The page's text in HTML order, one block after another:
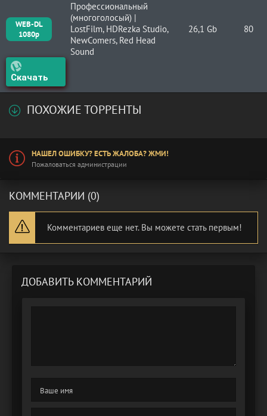
WEB-DL
1080p
Профессиональный
(многоголосый) |
LostFilm, HDRezka Studio,
NewComers, Red Head
Sound
26,1 Gb 80
Скачать
ПОХОЖИЕ ТОРРЕНТЫ
НАШЕЛ ОШИБКУ? ЕСТЬ ЖАЛОБА? ЖМИ!
Пожаловаться администрации
КОММЕНТАРИИ (0)
Комментариев еще нет. Вы можете стать первым!
ДОБАВИТЬ КОММЕНТАРИЙ